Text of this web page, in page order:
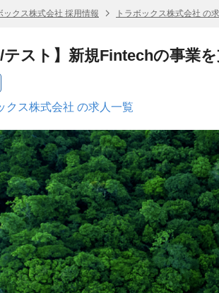
ックス株式会社 採用情報 トラボックス株式会社 の
テスト】新規Fintechの事業
クス株式会社 の求人一覧